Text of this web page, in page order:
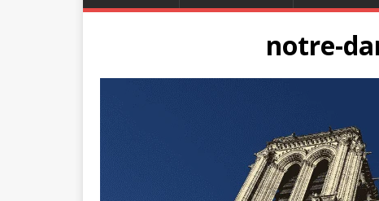
notre-